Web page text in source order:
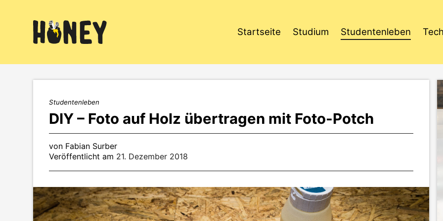
Startseite Studium Studentenleben
Studentenleben
DIY – Foto auf Holz übertragen mit Foto-Potch
von Fabian Surber
Veröffentlicht am 21. Dezember 2018